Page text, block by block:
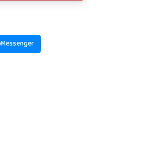
Messenger